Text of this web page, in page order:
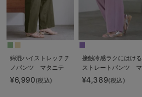
綿混ハイストレッチチ
ノパンツ マタニテ
ィ・産後【出産後も長
く着られる】
¥6,990(税込)
接触冷感ラクにはける
ストレートパンツ マ
タニティ・産後
Rosemadame（ロー
¥4,389(税込)